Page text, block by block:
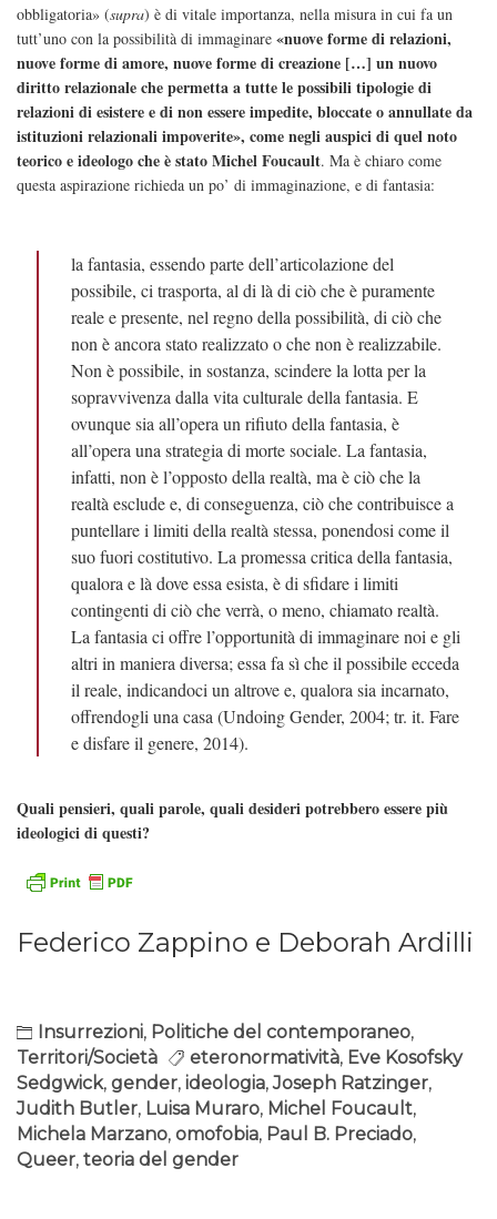
obbligatoria» (supra) è di vitale importanza, nella misura in cui fa un
tutt’uno con la possibilità di immaginare «nuove forme di relazioni,
nuove forme di amore, nuove forme di creazione […] un nuovo
diritto relazionale che permetta a tutte le possibili tipologie di
relazioni di esistere e di non essere impedite, bloccate o annullate da
istituzioni relazionali impoverite», come negli auspici di quel noto
teorico e ideologo che è stato Michel Foucault. Ma è chiaro come
questa aspirazione richieda un po’ di immaginazione, e di fantasia:
la fantasia, essendo parte dell’articolazione del
possibile, ci trasporta, al di là di ciò che è puramente
reale e presente, nel regno della possibilità, di ciò che
non è ancora stato realizzato o che non è realizzabile.
Non è possibile, in sostanza, scindere la lotta per la
sopravvivenza dalla vita culturale della fantasia. E
ovunque sia all’opera un rifiuto della fantasia, è
all’opera una strategia di morte sociale. La fantasia,
infatti, non è l’opposto della realtà, ma è ciò che la
realtà esclude e, di conseguenza, ciò che contribuisce a
puntellare i limiti della realtà stessa, ponendosi come il
suo fuori costitutivo. La promessa critica della fantasia,
qualora e là dove essa esista, è di sfidare i limiti
contingenti di ciò che verrà, o meno, chiamato realtà.
La fantasia ci offre l’opportunità di immaginare noi e gli
altri in maniera diversa; essa fa sì che il possibile ecceda
il reale, indicandoci un altrove e, qualora sia incarnato,
offrendogli una casa (Undoing Gender, 2004; tr. it. Fare
e disfare il genere, 2014).
Quali pensieri, quali parole, quali desideri potrebbero essere più
ideologici di questi?
Federico Zappino e Deborah Ardilli
Insurrezioni, Politiche del contemporaneo,
Territori/Società
eteronormatività, Eve Kosofsky
Sedgwick, gender, ideologia, Joseph Ratzinger,
Judith Butler, Luisa Muraro, Michel Foucault,
Michela Marzano, omofobia, Paul B. Preciado,
Queer, teoria del gender